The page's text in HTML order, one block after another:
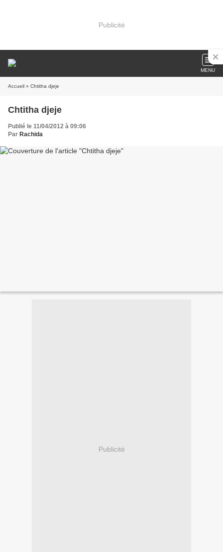
Publicité
MENU
Accueil » Chtitha djeje
Chtitha djeje
Publié le 11/04/2012 à 09:06
Par Rachida
Publicité